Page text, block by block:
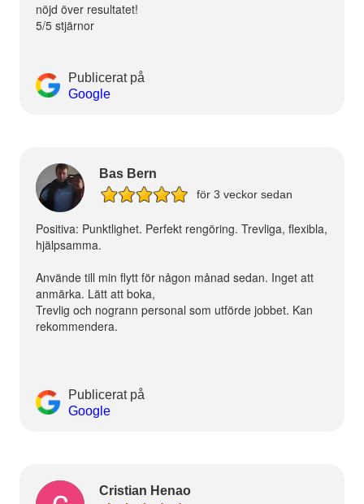
nöjd över resultatet!
5/5 stjärnor
Publicerat på
Google
Bas Bern
för 3 veckor sedan
Positiva: Punktlighet. Perfekt rengöring. Trevliga, flexibla,
hjälpsamma.
Använde till min flytt för någon månad sedan. Inget att
anmärka. Lätt att boka,
Trevlig och nogrann personal som utförde jobbet. Kan
rekommendera.
Publicerat på
Google
Cristian Henao